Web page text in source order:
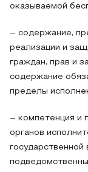
оказываемой
– содержание,
реализации и
граждан, прав и
содержание
пределы
– компетенция и
органов